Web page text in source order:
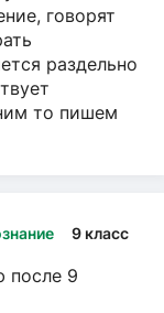
говорят
раздельно
то пишем
9 класс
после 9